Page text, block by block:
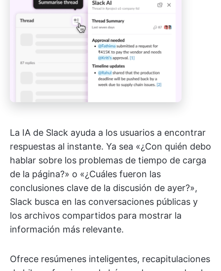
La IA de Slack ayuda a los usuarios a encontrar
respuestas al instante. Ya sea «¿Con quién debo
hablar sobre los problemas de tiempo de carga
de la página?» o «¿Cuáles fueron las
conclusiones clave de la discusión de ayer?»,
Slack busca en las conversaciones públicas y
los archivos compartidos para mostrar la
información más relevante.
Ofrece resúmenes inteligentes, recapitulaciones